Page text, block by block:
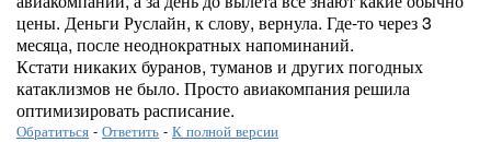
цены. Деньги Руслайн, к слову, вернула. Где-то через 3
месяца, после неоднократных напоминаний.
Кстати никаких буранов, туманов и других погодных
катаклизмов не было. Просто авиакомпания решила
оптимизировать расписание.
Обратиться - Ответить - К полной версии